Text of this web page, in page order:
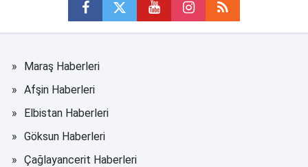
Maraş Haberleri
Afşin Haberleri
Elbistan Haberleri
Göksun Haberleri
Çağlayancerit Haberleri